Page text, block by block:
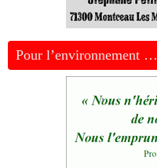
Pour l’environnement …